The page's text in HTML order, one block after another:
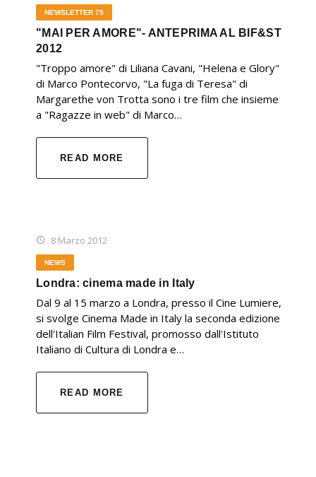
NEWSLETTER 75
"MAI PER AMORE"- ANTEPRIMA AL BIF&ST
2012
"Troppo amore" di Liliana Cavani, "Helena e Glory"
di Marco Pontecorvo, "La fuga di Teresa" di
Margarethe von Trotta sono i tre film che insieme
a "Ragazze in web" di Marco…
READ MORE
8 Marzo 2012
NEWS
Londra: cinema made in Italy
Dal 9 al 15 marzo a Londra, presso il Cine Lumiere,
si svolge Cinema Made in Italy la seconda edizione
dell'Italian Film Festival, promosso dall'Istituto
Italiano di Cultura di Londra e…
READ MORE